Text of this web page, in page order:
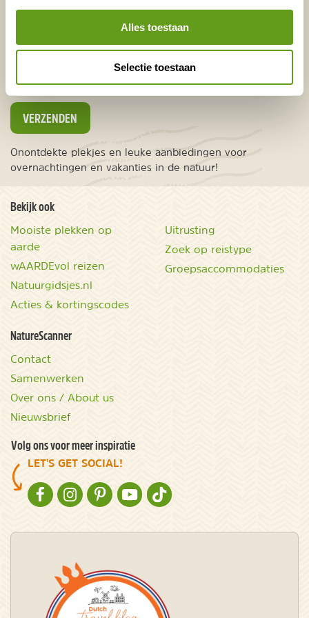
Alles toestaan
Selectie toestaan
VERZENDEN
Onontdekte plekjes en leuke aanbiedingen voor
overnachtingen en vakanties in de natuur!
Bekijk ook
Mooiste plekken op
aarde
wAARDEvol reizen
Natuurgidsjes.nl
Acties & kortingscodes
Uitrusting
Zoek op reistype
Groepsaccommodaties
NatureScanner
Contact
Samenwerken
Over ons / About us
Nieuwsbrief
Volg ons voor meer inspiratie
LET'S GET SOCIAL!
NATURESCANNER OP FACEBOOK
NATURESCANNER OP INSTAGRAM
NATURESCANNER OP PINTEREST
NATURESCANNER OP YOUTUBE
NATURESCANNER OP TIKTOK